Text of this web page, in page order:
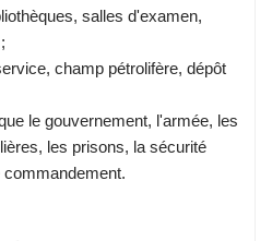
salles d'examen,
champ pétrolifère, dépôt
le gouvernement, l'armée, les
les prisons, la sécurité
commandement.